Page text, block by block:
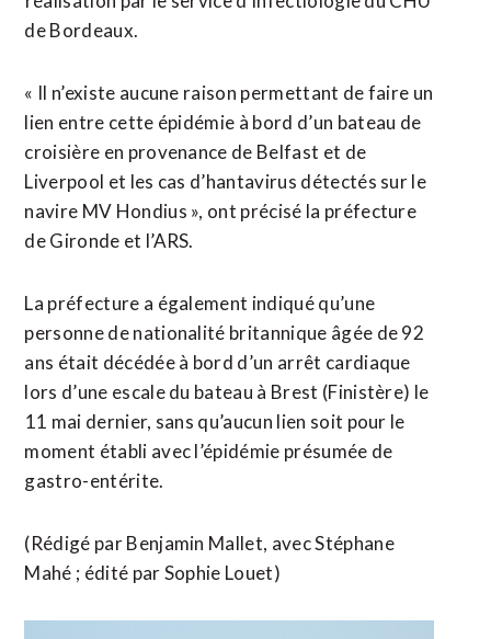
de ​Bordeaux.
« Il n’existe aucune raison permettant de faire un
lien entre cette ​épidémie à bord d’un bateau de
croisière en provenance de Belfast et de
‌Liverpool et ​les cas d’hantavirus détectés sur le
navire MV Hondius », ont précisé ​la préfecture
de Gironde et l’ARS.
La préfecture a également indiqué qu’une
personne de nationalité britannique âgée de 92
ans était décédée à bord d’un arrêt cardiaque
lors d’une escale du bateau à Brest (Finistère) le
⁠11 mai dernier, sans qu’aucun lien soit pour le
moment établi avec l’épidémie présumée de
gastro-entérite.
(Rédigé ​par Benjamin Mallet, avec Stéphane
Mahé ; ​édité par Sophie Louet)